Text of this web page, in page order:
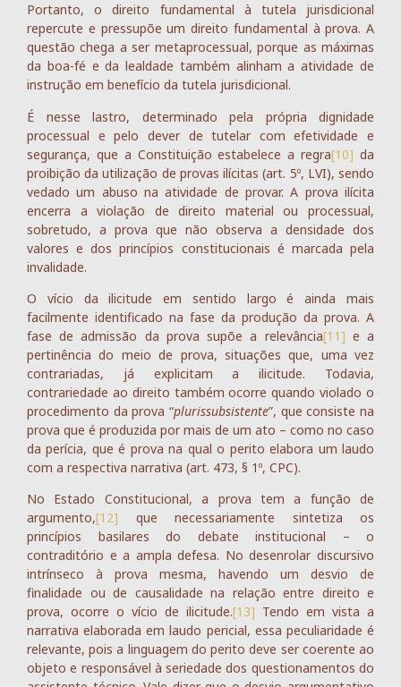
Portanto, o direito fundamental à tutela jurisdicional
repercute e pressupõe um direito fundamental à prova. A
questão chega a ser metaprocessual, porque as máximas
da boa-fé e da lealdade também alinham a atividade de
instrução em benefício da tutela jurisdicional.
É nesse lastro, determinado pela própria dignidade
processual e pelo dever de tutelar com efetividade e
segurança, que a Constituição estabelece a regra[10] da
proibição da utilização de provas ilícitas (art. 5º, LVI), sendo
vedado um abuso na atividade de provar. A prova ilícita
encerra a violação de direito material ou processual,
sobretudo, a prova que não observa a densidade dos
valores e dos princípios constitucionais é marcada pela
invalidade.
O vício da ilicitude em sentido largo é ainda mais
facilmente identificado na fase da produção da prova. A
fase de admissão da prova supõe a relevância[11] e a
pertinência do meio de prova, situações que, uma vez
contrariadas, já explicitam a ilicitude. Todavia,
contrariedade ao direito também ocorre quando violado o
procedimento da prova “plurissubsistente”, que consiste na
prova que é produzida por mais de um ato – como no caso
da perícia, que é prova na qual o perito elabora um laudo
com a respectiva narrativa (art. 473, § 1º, CPC).
No Estado Constitucional, a prova tem a função de
argumento,[12] que necessariamente sintetiza os
princípios basilares do debate institucional – o
contraditório e a ampla defesa. No desenrolar discursivo
intrínseco à prova mesma, havendo um desvio de
finalidade ou de causalidade na relação entre direito e
prova, ocorre o vício de ilicitude.[13] Tendo em vista a
narrativa elaborada em laudo pericial, essa peculiaridade é
relevante, pois a linguagem do perito deve ser coerente ao
objeto e responsável à seriedade dos questionamentos do